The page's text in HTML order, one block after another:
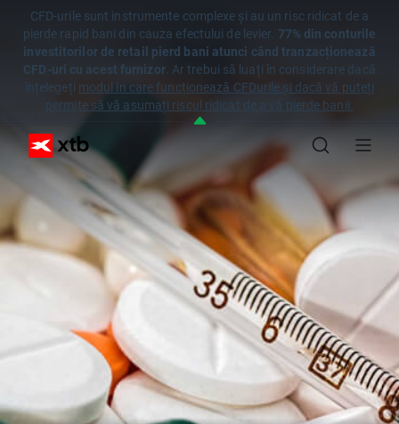
CFD-urile sunt instrumente complexe și au un risc ridicat de a
pierde rapid bani din cauza efectului de levier. 77% din conturile
investitorilor de retail pierd bani atunci când tranzacționează
CFD-uri cu acest furnizor. Ar trebui să luați în considerare dacă
înțelegeți modul în care funcționează CFDurile și dacă vă puteți
permite să vă asumați riscul ridicat de a vă pierde banii.